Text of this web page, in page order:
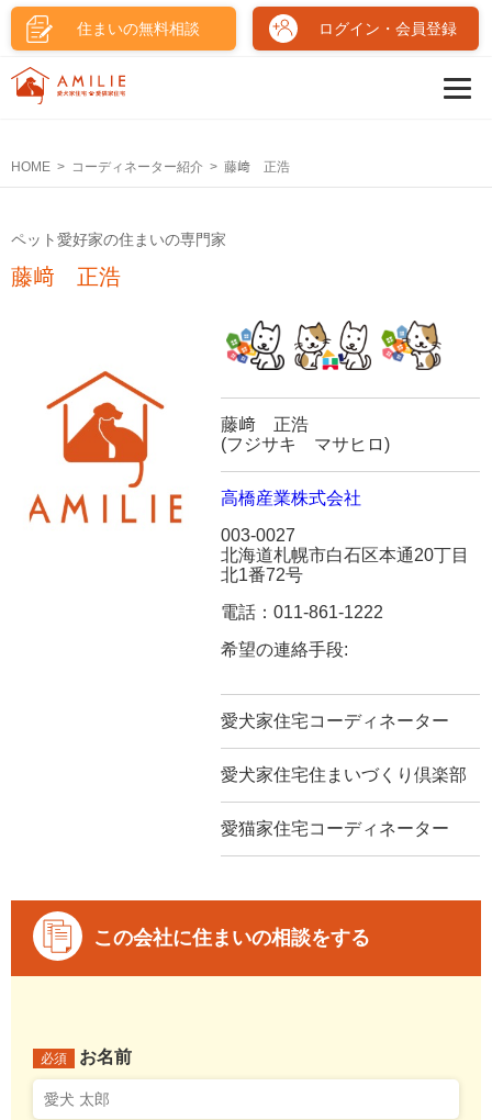
住まいの無料相談 ログイン・会員登録
HOME コーディネーター紹介 藤﨑 正浩
ペット愛好家の住まいの専門家
藤﨑 正浩
藤﨑 正浩
(フジサキ マサヒロ)
高橋産業株式会社
003-0027
北海道札幌市白石区本通20丁目
北1番72号
電話：011-861-1222
希望の連絡手段:
愛犬家住宅コーディネーター
愛犬家住宅住まいづくり倶楽部
愛猫家住宅コーディネーター
この会社に住まいの相談をする
必須 お名前